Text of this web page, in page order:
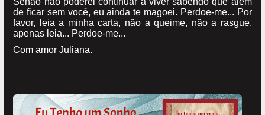
de ficar sem você, eu ainda te magoei. Perdoe-me... Por
favor, leia a minha carta, não a queime, não a rasgue,
apenas leia... Perdoe-me...
Com amor Juliana.